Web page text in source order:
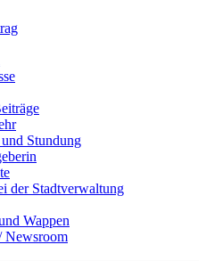
Stundung
der Stadtverwaltung
Wappen
Newsroom